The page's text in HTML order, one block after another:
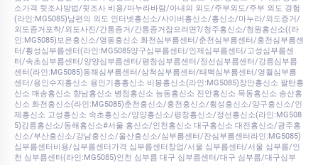
소가격 뒷조사방법/뒷조사 비용/마누라바람/아내의 외도/주부외도/주부 외도 경험
(라인:MG5085)남편의 외도 인터넷흥신소/사이버흥신소/흥신소/마누라/외도증거/
외도증거포착/외도사진/간통증거/간통증거잡으려면?/청주흥신소/청원흥신소((라
인:MG5085)보은흥신소/영동흥신소 화천심부름센터/춘천심부름센터/홍천심부름센
터/횡성심부름센터(라인:MG5085양구심부름센터/인제심부름센터/고성심부름센
터/속초심부름센터/양양심부름센터/평창심부름센터/정선심부름센터/강릉심부름
센터(라인:MG5085)동해심부름센터/삼척심부름센터/태백심부름센터/영월심부름
센터/용인수지흥신소 용인기흥흥신소 비봉흥신소(라인:MG5085)장안흥신소 팔탄흥
신소 매송흥신소 향남흥신소 병점흥신소 능동흥신소 진안흥신소 목동흥신소 송산흥
신소 화천흥신소(라인:MG5085)춘천흥신소/홍천흥신소/횡성흥신소/양구흥신소/인
제흥신소 고성흥신소 속초흥신소/양양흥신소/평창흥신소/정선흥신소(라인:MG508
5)강릉흥신소/동해흥신소#서울 흥신소/인천흥신소 대구흥신소 대전흥신소/광주흥
신소/부산흥신소/강남흥신소/울산흥신소/심부름센터/잔심부름센터라인:MG5085)
심부름센터비용/심부름센터가격 심부름센터창업/서울 심부름센터/서울 심부름/인
천 심부름센터(라인:MG5085)인천 심부름 대구 심부름센터/대구 심부름/대구심부